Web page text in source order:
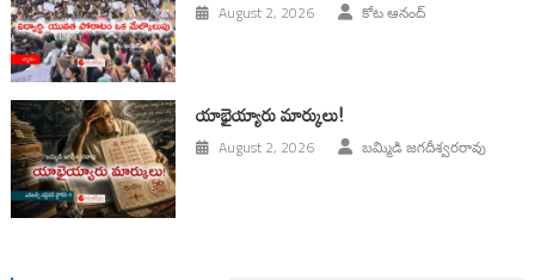
August 2, 2026 కోట ఆనంద్
యాభైయ్యారు మార్కులు!
August 2, 2026 బమ్మిడి జగదీశ్వరరావు